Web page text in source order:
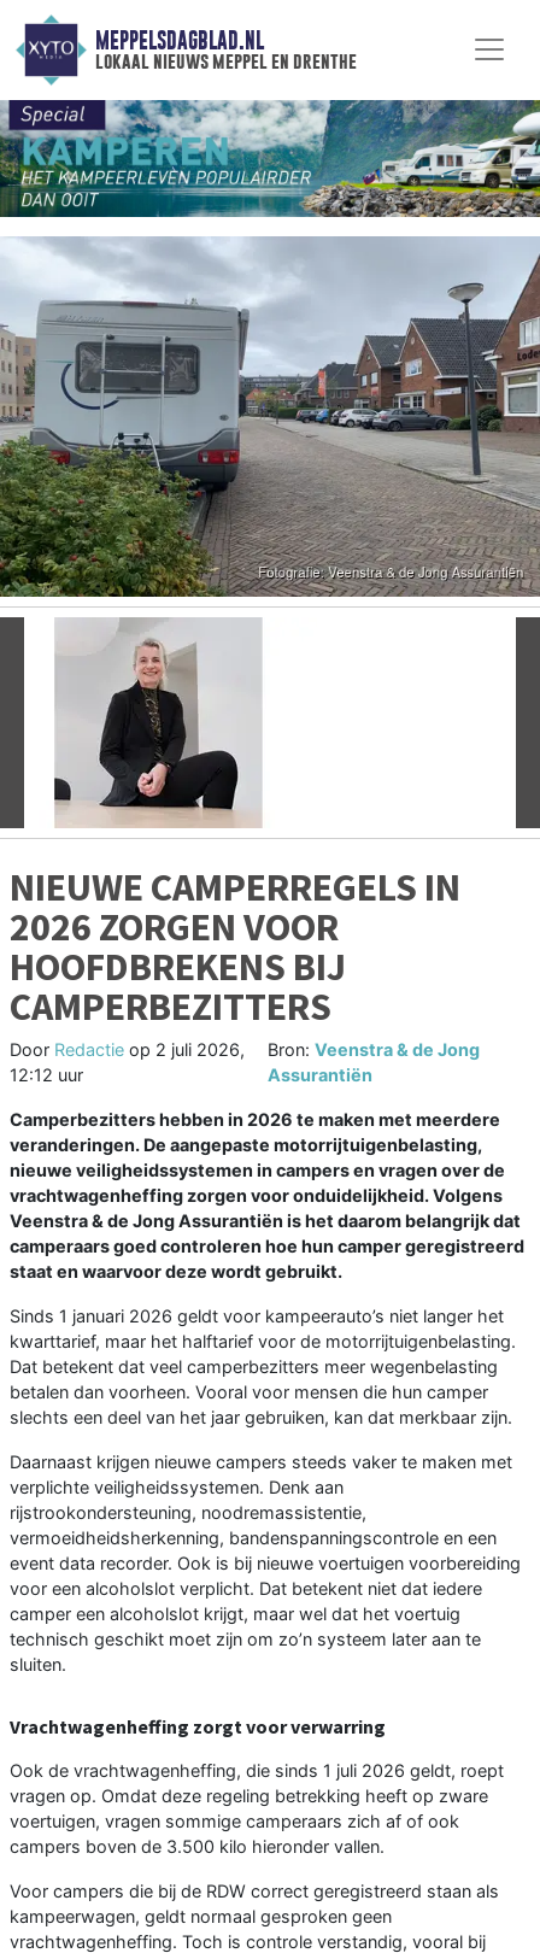
MEPPELSDAGBLAD.NL
lokaal nieuws meppel en drenthe
NIEUWE CAMPERREGELS IN
2026 ZORGEN VOOR
HOOFDBREKENS BIJ
CAMPERBEZITTERS
Door Redactie op 2 juli 2026,
12:12 uur
Bron: Veenstra & de Jong
Assurantiën
Camperbezitters hebben in 2026 te maken met meerdere
veranderingen. De aangepaste motorrijtuigenbelasting,
nieuwe veiligheidssystemen in campers en vragen over de
vrachtwagenheffing zorgen voor onduidelijkheid. Volgens
Veenstra & de Jong Assurantiën is het daarom belangrijk dat
camperaars goed controleren hoe hun camper geregistreerd
staat en waarvoor deze wordt gebruikt.
Sinds 1 januari 2026 geldt voor kampeerauto’s niet langer het
kwarttarief, maar het halftarief voor de motorrijtuigenbelasting.
Dat betekent dat veel camperbezitters meer wegenbelasting
betalen dan voorheen. Vooral voor mensen die hun camper
slechts een deel van het jaar gebruiken, kan dat merkbaar zijn.
Daarnaast krijgen nieuwe campers steeds vaker te maken met
verplichte veiligheidssystemen. Denk aan
rijstrookondersteuning, noodremassistentie,
vermoeidheidsherkenning, bandenspanningscontrole en een
event data recorder. Ook is bij nieuwe voertuigen voorbereiding
voor een alcoholslot verplicht. Dat betekent niet dat iedere
camper een alcoholslot krijgt, maar wel dat het voertuig
technisch geschikt moet zijn om zo’n systeem later aan te
sluiten.
Vrachtwagenheffing zorgt voor verwarring
Ook de vrachtwagenheffing, die sinds 1 juli 2026 geldt, roept
vragen op. Omdat deze regeling betrekking heeft op zware
voertuigen, vragen sommige camperaars zich af of ook
campers boven de 3.500 kilo hieronder vallen.
Voor campers die bij de RDW correct geregistreerd staan als
kampeerwagen, geldt normaal gesproken geen
vrachtwagenheffing. Toch is controle verstandig, vooral bij